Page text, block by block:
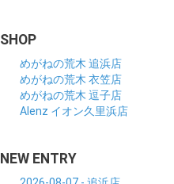
SHOP
めがねの荒木 追浜店
めがねの荒木 衣笠店
めがねの荒木 逗子店
Alenz イオン久里浜店
NEW ENTRY